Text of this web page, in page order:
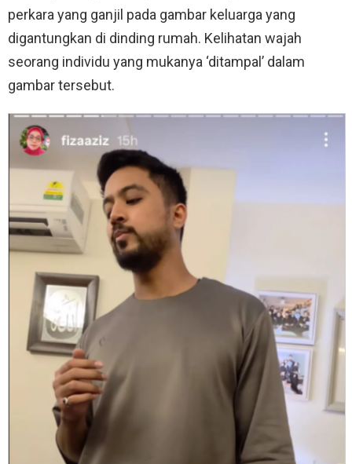
perkara yang ganjil pada gambar keluarga yang
digantungkan di dinding rumah. Kelihatan wajah
seorang individu yang mukanya ‘ditampal’ dalam
gambar tersebut.